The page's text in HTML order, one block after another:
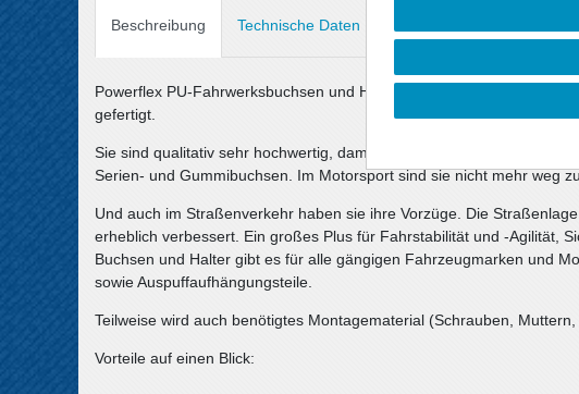
Beschreibung Technische Daten
Powerflex PU-Fahrwerksbuchsen und Halterungen sind aus dem
gefertigt.
Sie sind qualitativ sehr hochwertig, damit stabiler, haltbarer und
Serien- und Gummibuchsen. Im Motorsport sind sie nicht mehr weg
Und auch im Straßenverkehr haben sie ihre Vorzüge. Die
erheblich verbessert. Ein großes Plus für Fahrstabilität und -Agilität,
Buchsen und Halter gibt es für alle gängigen Fahrzeugmarken und
sowie Auspuffaufhängungsteile.
Teilweise wird auch benötigtes Montagematerial (Schrauben,
Vorteile auf einen Blick: